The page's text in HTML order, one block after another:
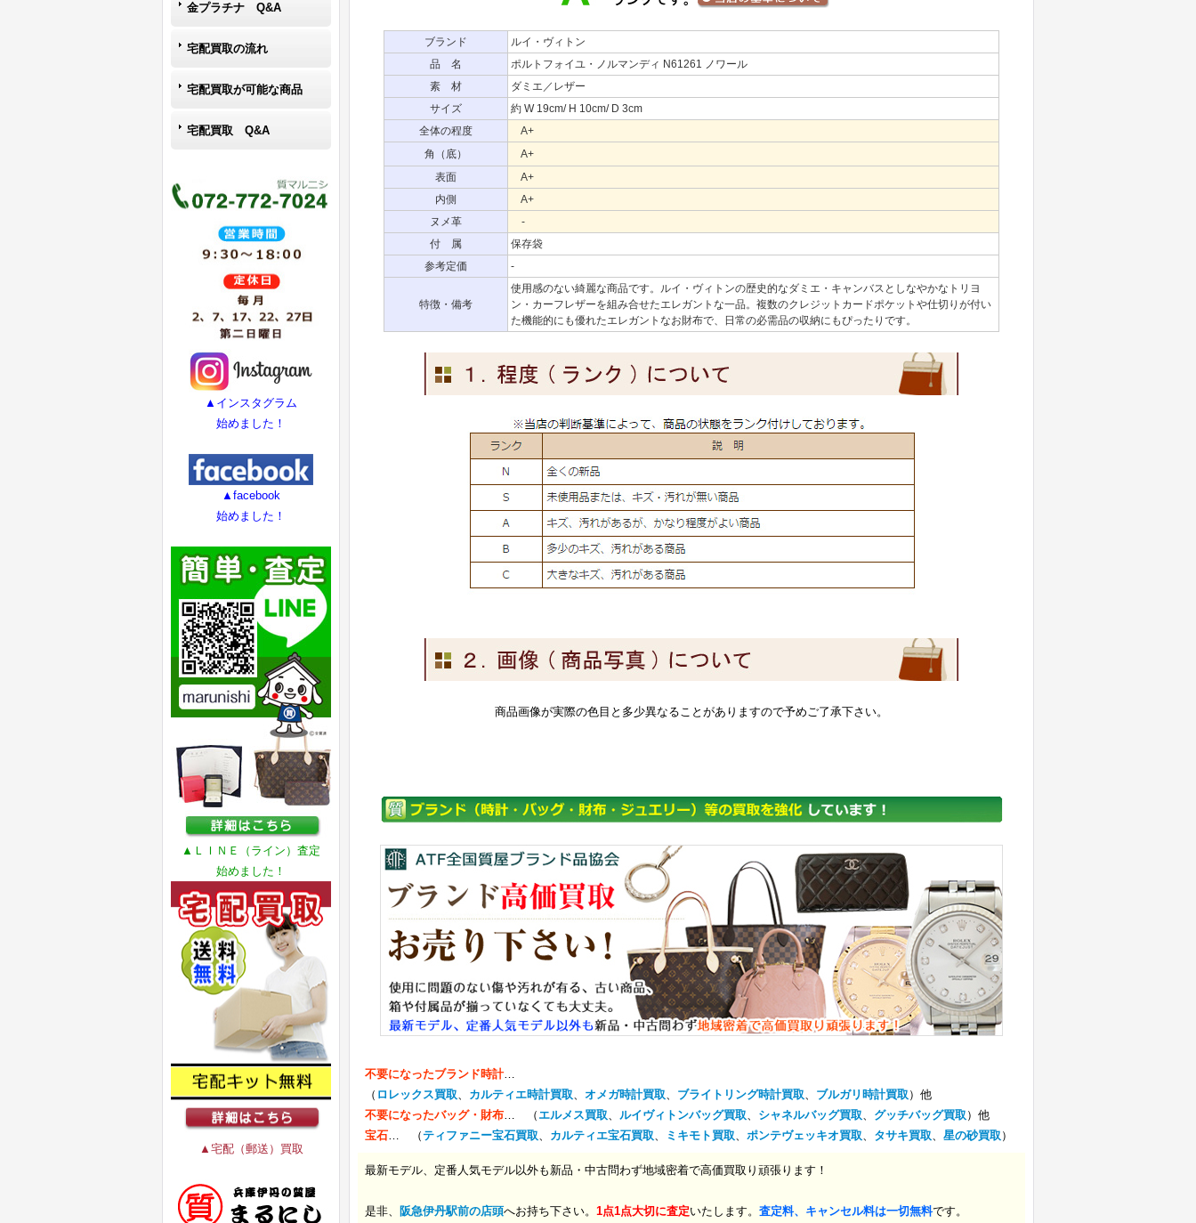
金プラチナ Q&A
宅配買取の流れ
宅配買取が可能な商品
宅配買取 Q&A
▲インスタグラム
始めました！
▲facebook
始めました！
▲ＬＩＮＥ（ライン）査定
始めました！
▲宅配（郵送）買取
ブランド
ルイ・ヴィトン
品 名
ポルトフォイユ・ノルマンディ N61261 ノワール
素 材
ダミエ／レザー
サイズ
約 W 19cm/ H 10cm/ D 3cm
全体の程度
A+
角（底）
A+
表面
A+
内側
A+
ヌメ革
-
付 属
保存袋
参考定価
-
特徴・備考
使用感のない綺麗な商品です。ルイ・ヴィトンの歴史的なダミエ・キャンバスとしなやかなトリヨ
ン・カーフレザーを組み合せたエレガントな一品。複数のクレジットカードポケットや仕切りが付い
た機能的にも優れたエレガントなお財布で、日常の必需品の収納にもぴったりです。
商品画像が実際の色目と多少異なることがありますので予めご了承下さい。
不要になったブランド時計…
（ ロレックス買取、 カルティエ時計買取、 オメガ時計買取、 ブライトリング時計買取、 ブルガリ時計買取 ）他
不要になったバッグ・財布… （ エルメス買取、 ルイヴィトンバッグ買取、 シャネルバッグ買取、 グッチバッグ買取 ）他
宝石… （ティファニー宝石買取、 カルティエ宝石買取、 ミキモト買取、 ポンテヴェッキオ買取、 タサキ買取、 星の砂買取 ）
最新モデル、定番人気モデル以外も新品・中古問わず地域密着で高価買取り頑張ります！
是非、 阪急伊丹駅前の店頭へお持ち下さい。 1点1点大切に査定いたします。 査定料、キャンセル料は一切無料です。